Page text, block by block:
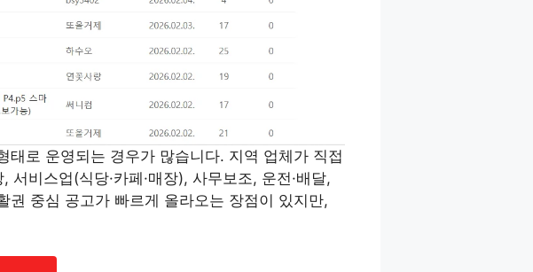
태로 운영되는 경우가 많습니다. 지역 업체가 직접
비스업(식당·카페·매장), 사무보조, 운전·배달,
중심 공고가 빠르게 올라오는 장점이 있지만,